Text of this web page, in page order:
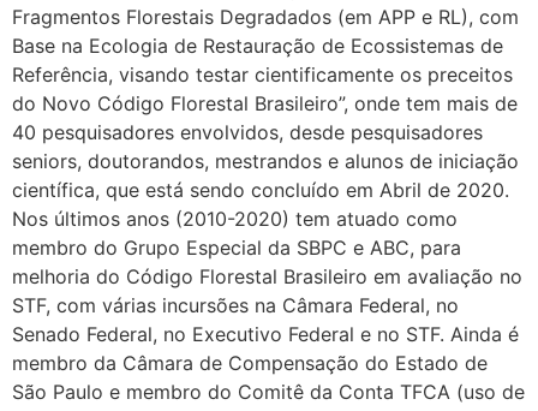
Fragmentos Florestais Degradados (em APP e RL), com
Base na Ecologia de Restauração de Ecossistemas de
Referência, visando testar cientificamente os preceitos
do Novo Código Florestal Brasileiro”, onde tem mais de
40 pesquisadores envolvidos, desde pesquisadores
seniors, doutorandos, mestrandos e alunos de iniciação
científica, que está sendo concluído em Abril de 2020.
Nos últimos anos (2010-2020) tem atuado como
membro do Grupo Especial da SBPC e ABC, para
melhoria do Código Florestal Brasileiro em avaliação no
STF, com várias incursões na Câmara Federal, no
Senado Federal, no Executivo Federal e no STF. Ainda é
membro da Câmara de Compensação do Estado de
São Paulo e membro do Comitê da Conta TFCA (uso de